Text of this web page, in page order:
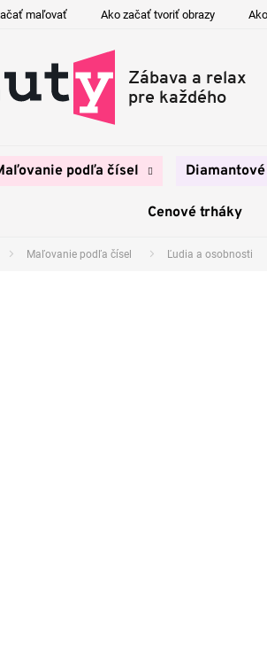
maľovať Ako začať tvoriť obrazy
podľa čísel
Cenové trháky
Maľovanie podľa čísel Ľudia a osobnosti